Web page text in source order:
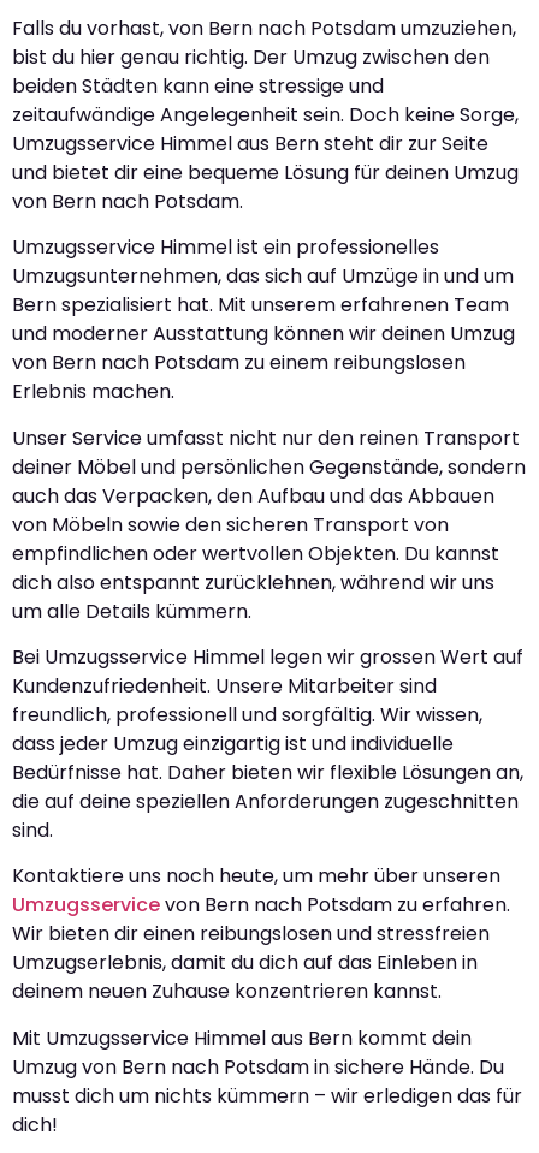
Falls du vorhast, von Bern nach Potsdam umzuziehen,
bist du hier genau richtig. Der Umzug zwischen den
beiden Städten kann eine stressige und
zeitaufwändige Angelegenheit sein. Doch keine Sorge,
Umzugsservice Himmel aus Bern steht dir zur Seite
und bietet dir eine bequeme Lösung für deinen Umzug
von Bern nach Potsdam.
Umzugsservice Himmel ist ein professionelles
Umzugsunternehmen, das sich auf Umzüge in und um
Bern spezialisiert hat. Mit unserem erfahrenen Team
und moderner Ausstattung können wir deinen Umzug
von Bern nach Potsdam zu einem reibungslosen
Erlebnis machen.
Unser Service umfasst nicht nur den reinen Transport
deiner Möbel und persönlichen Gegenstände, sondern
auch das Verpacken, den Aufbau und das Abbauen
von Möbeln sowie den sicheren Transport von
empfindlichen oder wertvollen Objekten. Du kannst
dich also entspannt zurücklehnen, während wir uns
um alle Details kümmern.
Bei Umzugsservice Himmel legen wir grossen Wert auf
Kundenzufriedenheit. Unsere Mitarbeiter sind
freundlich, professionell und sorgfältig. Wir wissen,
dass jeder Umzug einzigartig ist und individuelle
Bedürfnisse hat. Daher bieten wir flexible Lösungen an,
die auf deine speziellen Anforderungen zugeschnitten
sind.
Kontaktiere uns noch heute, um mehr über unseren
Umzugsservicevon Bern nach Potsdam zu erfahren.
Wir bieten dir einen reibungslosen und stressfreien
Umzugserlebnis, damit du dich auf das Einleben in
deinem neuen Zuhause konzentrieren kannst.
Mit Umzugsservice Himmel aus Bern kommt dein
Umzug von Bern nach Potsdam in sichere Hände. Du
musst dich um nichts kümmern – wir erledigen das für
dich!